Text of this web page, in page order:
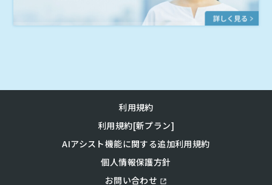
利用規約
利用規約[新プラン]
AIアシスト機能に関する追加利用規約
個人情報保護方針
お問い合わせ